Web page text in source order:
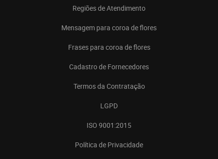
Regiões de Atendimento
Mensagem para coroa de flores
Frases para coroa de flores
Cadastro de Fornecedores
Termos da Contratação
LGPD
ISO 9001:2015
Política de Privacidade